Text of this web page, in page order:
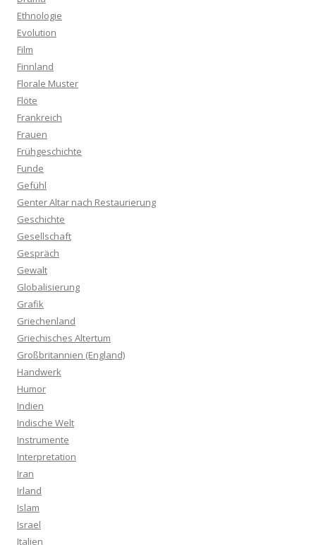
Ethnologie
Evolution
Film
Finnland
Florale Muster
Flöte
Frankreich
Frauen
Frühgeschichte
Funde
Gefühl
Genter Altar nach Restaurierung
Geschichte
Gesellschaft
Gespräch
Gewalt
Globalisierung
Grafik
Griechenland
Griechisches Altertum
Großbritannien (England)
Handwerk
Humor
Indien
Indische Welt
Instrumente
Interpretation
Iran
Irland
Islam
Israel
Italien